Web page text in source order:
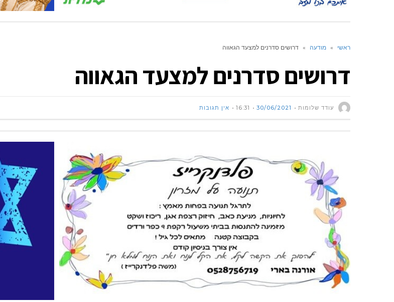
ראשי » מודעה » דרושים סדרנים למצעד הגאווה
דרושים סדרנים למצעד הגאווה
עודד שלומות 30/06/2021
16:31 אין תגובות